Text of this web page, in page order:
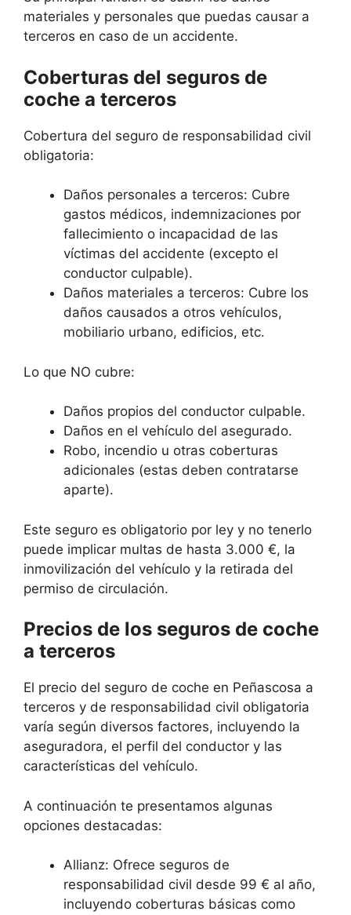
materiales y personales que puedas causar a
terceros en caso de un accidente.
Coberturas del seguros de
coche a terceros
Cobertura del seguro de responsabilidad civil
obligatoria:
Daños personales a terceros: Cubre
gastos médicos, indemnizaciones por
fallecimiento o incapacidad de las
víctimas del accidente (excepto el
conductor culpable).
Daños materiales a terceros: Cubre los
daños causados a otros vehículos,
mobiliario urbano, edificios, etc.
Lo que NO cubre:
Daños propios del conductor culpable.
Daños en el vehículo del asegurado.
Robo, incendio u otras coberturas
adicionales (estas deben contratarse
aparte).
Este seguro es obligatorio por ley y no tenerlo
puede implicar multas de hasta 3.000 €, la
inmovilización del vehículo y la retirada del
permiso de circulación.
Precios de los seguros de coche
a terceros
El precio del seguro de coche en Peñascosa a
terceros y de responsabilidad civil obligatoria
varía según diversos factores, incluyendo la
aseguradora, el perfil del conductor y las
características del vehículo.
A continuación te presentamos algunas
opciones destacadas:
Allianz: Ofrece seguros de
responsabilidad civil desde 99 € al año,
incluyendo coberturas básicas como